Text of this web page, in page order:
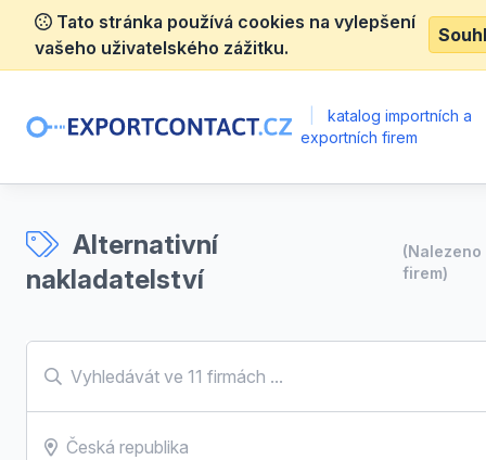
Tato stránka používá cookies na vylepšení
vašeho uživatelského zážitku.
katalog importních a
exportních firem
Alternativní
nakladatelství
(Nalezeno
firem)